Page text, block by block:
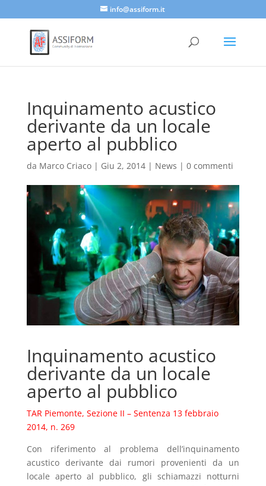
info@assiform.it
Inquinamento acustico
derivante da un locale
aperto al pubblico
da Marco Criaco| Giu 2, 2014| News | 0 commenti
Inquinamento acustico
derivante da un locale
aperto al pubblico
TAR Piemonte, Sezione II – Sentenza 13 febbraio
2014, n. 269
Con riferimento al problema dell’inquinamento
acustico derivante dai rumori provenienti da un
locale aperto al pubblico, gli schiamazzi notturni